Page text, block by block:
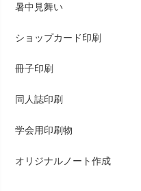
暑中見舞い
ショップカード印刷
冊子印刷
同人誌印刷
学会用印刷物
オリジナルノート作成